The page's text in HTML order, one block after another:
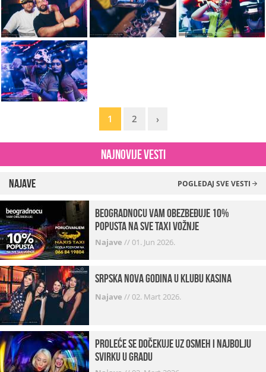
1 2 ›
Najnovije vesti
Najave POGLEDAJ SVE VESTI
beogradnocu vam obezbeđuje 10%
popusta na sve taxi vožnje
Najave //01. Jun 2026.
Srpska Nova godina u klubu Kasina
Najave //02. Mart 2026.
Proleće se dočekuje uz osmeh i najbolju
svirku u gradu